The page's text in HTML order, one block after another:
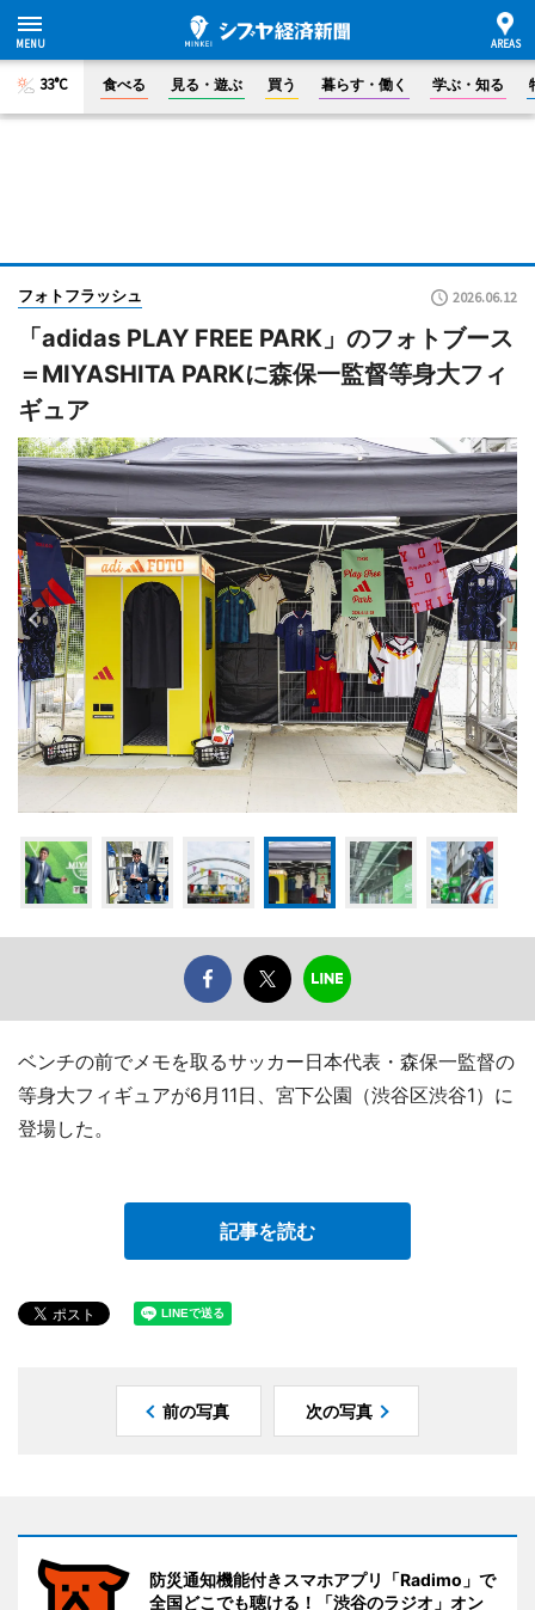
33°C 食べる 見る・遊ぶ 買う 暮らす・働く 学ぶ・知る
フォトフラッシュ 2026.06.12
「adidas PLAY FREE PARK」のフォトブース
＝MIYASHITA PARKに森保一監督等身大フィ
ギュア
ベンチの前でメモを取るサッカー日本代表・森保一監督の
等身大フィギュアが6月11日、宮下公園（渋谷区渋谷1）に
登場した。
記事を読む
前の写真 次の写真
防災通知機能付きスマホアプリ「Radimo」で
全国どこでも聴ける！「渋谷のラジオ」オン